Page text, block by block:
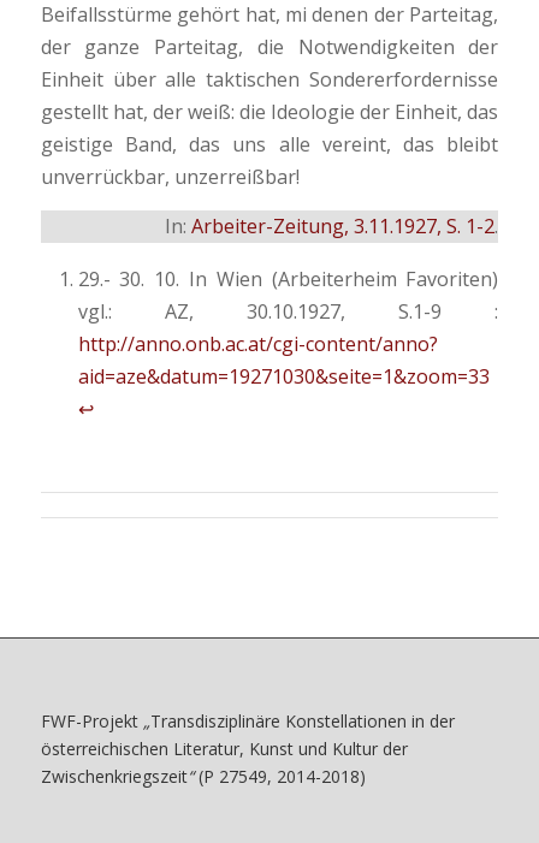
Beifallsstürme gehört hat, mi denen der Parteitag,
der ganze Parteitag, die Notwendigkeiten der
Einheit über alle taktischen Sondererfordernisse
gestellt hat, der weiß: die Ideologie der Einheit, das
geistige Band, das uns alle vereint, das bleibt
unverrückbar, unzerreißbar!
In:Arbeiter-Zeitung, 3.11.1927, S. 1-2.
29.- 30. 10. In Wien (Arbeiterheim Favoriten)
vgl.: AZ, 30.10.1927, S.1-9 :
http://anno.onb.ac.at/cgi-content/anno?
aid=aze&datum=19271030&seite=1&zoom=33
↩
FWF-Projekt „Transdisziplinäre Konstellationen in der
österreichischen Literatur, Kunst und Kultur der
Zwischenkriegszeit“(P 27549, 2014-2018)